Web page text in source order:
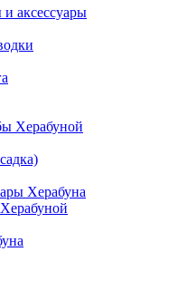
аксессуары
Херабуной
Херабуна